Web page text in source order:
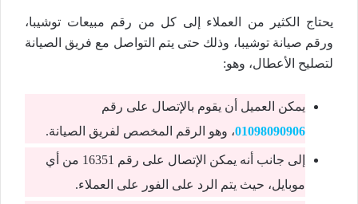
يحتاج الكثير من العملاء إلى كل من رقم مبيعات توشيبا،
ورقم صيانة توشيبا، وذلك حتى يتم التواصل مع فريق الصيانة
لتصليح الأعطال، وهو:
يمكن العميل أن يقوم بالإتصال على رقم
01098090906، وهو الرقم المخصص لفريق الصيانة.
إلى جانب أنه يمكن الإتصال على رقم 16351 من أي
موبايل، حيث يتم الرد على الفور على العملاء.